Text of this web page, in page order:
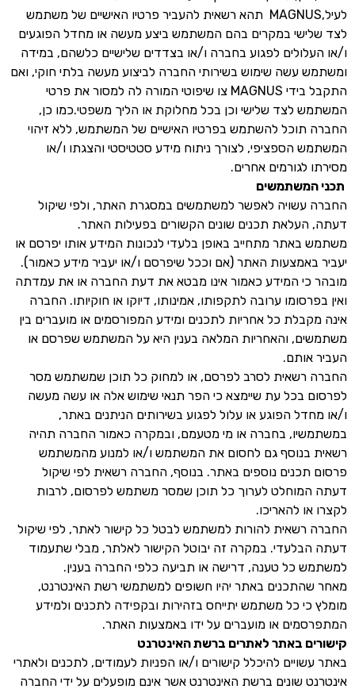
לעיל,MAGNUS תהא רשאית להעביר פרטיו האישיים של משתמש
לצד שלישי במקרים בהם המשתמש ביצע מעשה או מחדל הפוגעים
ו/או העלולים לפגוע בחברה ו/או בצדדים שלישיים כלשהם, במידה
ומשתמש עשה שימוש בשירותי החברה לביצוע מעשה בלתי חוקי, ואם
התקבל בידי MAGNUS צו שיפוטי המורה לה למסור את פרטי
המשתמש לצד שלישי וכן בכל מחלוקת או הליך משפטי.כמו כן,
החברה תוכל להשתמש בפרטיו האישיים של המשתמש, ללא זיהוי
המשתמש הספציפי, לצורך ניתוח מידע סטטיסטי והצגתו ו/או
מסירתו לגורמים אחרים.
תכני המשתמשים
החברה עשויה לאפשר למשתמשים במסגרת האתר, ולפי שיקול
דעתה, העלאת תכנים שונים הקשורים בפעילות האתר.
משתמש באתר מתחייב באופן בלעדי לנכונות המידע אותו יפרסם או
יעביר באמצעות האתר (אם וככל שיפרסם ו/או יעביר מידע כאמור).
מובהר כי המידע כאמור אינו מבטא את דעת החברה או את עמדתה
ואין בפרסומו ערובה לתקפותו, אמינותו, דיוקו או חוקיותו. החברה
אינה מקבלת כל אחריות לתכנים ומידע המפורסמים או מועברים בין
משתמשים, והאחריות המלאה בענין היא על המשתמש שפרסם או
העביר אותם.
החברה רשאית לסרב לפרסם, או למחוק כל תוכן שמשתמש מסר
לפרסום בכל עת שיימצא כי הפר תנאי שימוש אלה או עשה מעשה
ו/או מחדל הפוגע או עלול לפגוע בשירותים הניתנים באתר,
במשתמשיו, בחברה או מי מטעמם, ובמקרה כאמור החברה תהיה
רשאית בנוסף גם לחסום את המשתמש ו/או למנוע מהמשתמש
פרסום תכנים נוספים באתר. בנוסף, החברה רשאית לפי שיקול
דעתה המוחלט לערוך כל תוכן שמסר משתמש לפרסום, לרבות
לקצרו או להאריכו.
החברה רשאית להורות למשתמש לבטל כל קישור לאתר, לפי שיקול
דעתה הבלעדי. במקרה זה יבוטל הקישור לאלתר, מבלי שתעמוד
למשתמש כל טענה, דרישה או תביעה כלפי החברה בענין.
מאחר שהתכנים באתר יהיו חשופים למשתמשי רשת האינטרנט,
מומלץ כי כל משתמש יתייחס בזהירות ובקפידה לתכנים ולמידע
המתפרסמים או מועברים על ידו באמצעות האתר.
קישורים באתר לאתרים ברשת האינטרנט
באתר עשויים להיכלל קישורים ו/או הפניות לעמודים, לתכנים ולאתרי
אינטרנט שונים ברשת האינטרנט אשר אינם מופעלים על ידי החברה